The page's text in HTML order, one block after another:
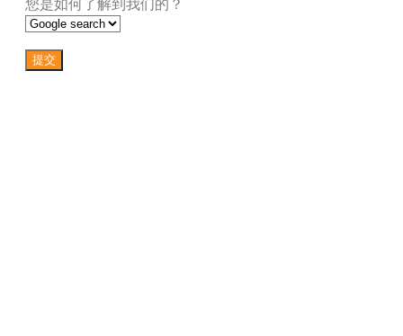
您是如何了解到我们的？
提交